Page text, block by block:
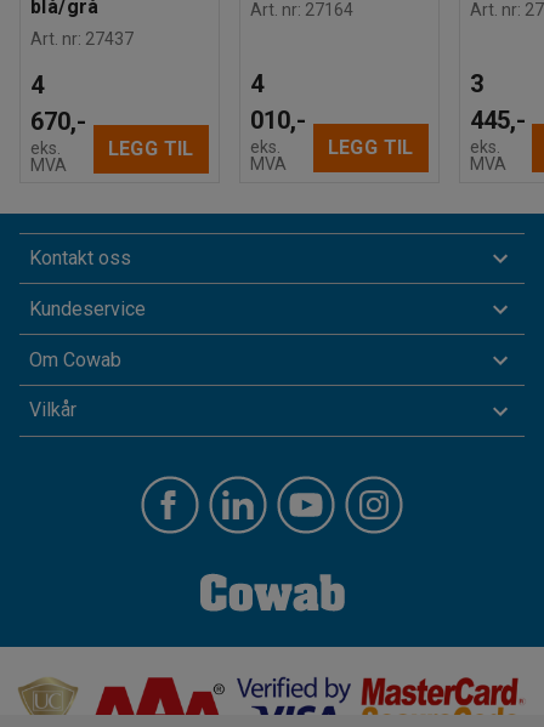
blå/grå
Art. nr: 27437
4
670,-
eks.
MVA
LEGG TIL
Art. nr: 27164
4
010,-
eks.
MVA
LEGG TIL
Art. nr:
3
445,-
eks.
MVA
Kontakt oss
Kundeservice
Om Cowab
Vilkår